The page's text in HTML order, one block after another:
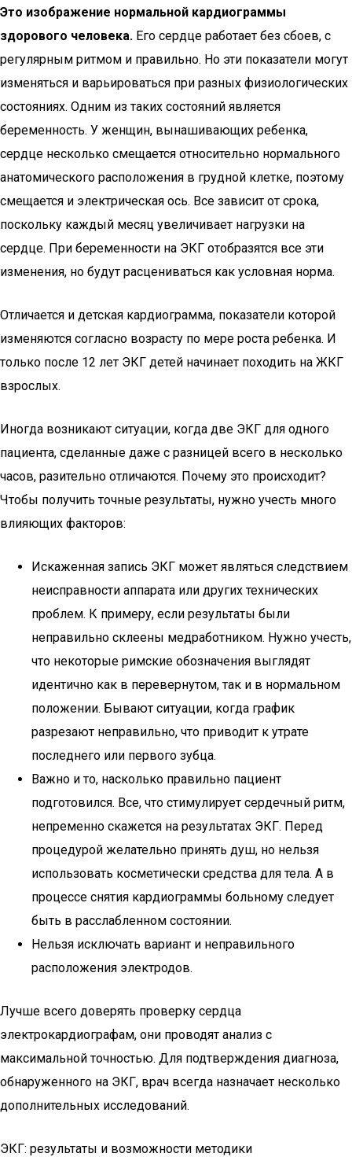
Это изображение нормальной кардиограммы
здорового человека. Его сердце работает без сбоев, с
регулярным ритмом и правильно. Но эти показатели могут
изменяться и варьироваться при разных физиологических
состояниях. Одним из таких состояний является
беременность. У женщин, вынашивающих ребенка,
сердце несколько смещается относительно нормального
анатомического расположения в грудной клетке, поэтому
смещается и электрическая ось. Все зависит от срока,
поскольку каждый месяц увеличивает нагрузки на
сердце. При беременности на ЭКГ отобразятся все эти
изменения, но будут расцениваться как условная норма.
Отличается и детская кардиограмма, показатели которой
изменяются согласно возрасту по мере роста ребенка. И
только после 12 лет ЭКГ детей начинает походить на ЖКГ
взрослых.
Иногда возникают ситуации, когда две ЭКГ для одного
пациента, сделанные даже с разницей всего в несколько
часов, разительно отличаются. Почему это происходит?
Чтобы получить точные результаты, нужно учесть много
влияющих факторов:
Искаженная запись ЭКГ может являться следствием
неисправности аппарата или других технических
проблем. К примеру, если результаты были
неправильно склеены медработником. Нужно учесть,
что некоторые римские обозначения выглядят
идентично как в перевернутом, так и в нормальном
положении. Бывают ситуации, когда график
разрезают неправильно, что приводит к утрате
последнего или первого зубца.
Важно и то, насколько правильно пациент
подготовился. Все, что стимулирует сердечный ритм,
непременно скажется на результатах ЭКГ. Перед
процедурой желательно принять душ, но нельзя
использовать косметически средства для тела. А в
процессе снятия кардиограммы больному следует
быть в расслабленном состоянии.
Нельзя исключать вариант и неправильного
расположения электродов.
Лучше всего доверять проверку сердца
электрокардиографам, они проводят анализ с
максимальной точностью. Для подтверждения диагноза,
обнаруженного на ЭКГ, врач всегда назначает несколько
дополнительных исследований.
ЭКГ: результаты и возможности методики